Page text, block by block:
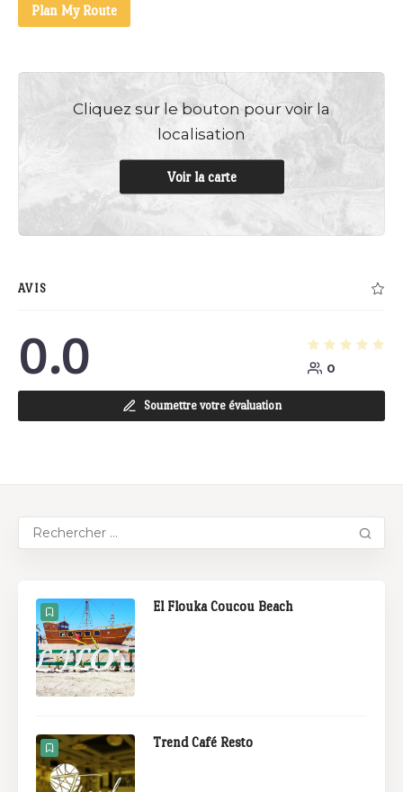
Plan My Route
Cliquez sur le bouton pour voir la
localisation
Voir la carte
AVIS
0.0 0
Soumettre votre évaluation
El Flouka Coucou Beach
Trend Café Resto